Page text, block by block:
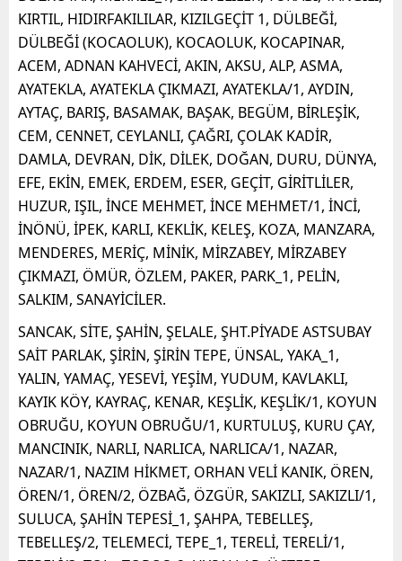
KIRTIL, HIDIRFAKILILAR, KIZILGEÇİT 1, DÜLBEĞİ,
DÜLBEĞİ (KOCAOLUK), KOCAOLUK, KOCAPINAR,
ACEM, ADNAN KAHVECİ, AKIN, AKSU, ALP, ASMA,
AYATEKLA, AYATEKLA ÇIKMAZI, AYATEKLA/1, AYDIN,
AYTAÇ, BARIŞ, BASAMAK, BAŞAK, BEGÜM, BİRLEŞİK,
CEM, CENNET, CEYLANLI, ÇAĞRI, ÇOLAK KADİR,
DAMLA, DEVRAN, DİK, DİLEK, DOĞAN, DURU, DÜNYA,
EFE, EKİN, EMEK, ERDEM, ESER, GEÇİT, GİRİTLİLER,
HUZUR, IŞIL, İNCE MEHMET, İNCE MEHMET/1, İNCİ,
İNÖNÜ, İPEK, KARLI, KEKLİK, KELEŞ, KOZA, MANZARA,
MENDERES, MERİÇ, MİNİK, MİRZABEY, MİRZABEY
ÇIKMAZI, ÖMÜR, ÖZLEM, PAKER, PARK_1, PELİN,
SALKIM, SANAYİCİLER.
SANCAK, SİTE, ŞAHİN, ŞELALE, ŞHT.PİYADE ASTSUBAY
SAİT PARLAK, ŞİRİN, ŞİRİN TEPE, ÜNSAL, YAKA_1,
YALIN, YAMAÇ, YESEVİ, YEŞİM, YUDUM, KAVLAKLI,
KAYIK KÖY, KAYRAÇ, KENAR, KEŞLİK, KEŞLİK/1, KOYUN
OBRUĞU, KOYUN OBRUĞU/1, KURTULUŞ, KURU ÇAY,
MANCINIK, NARLI, NARLICA, NARLICA/1, NAZAR,
NAZAR/1, NAZIM HİKMET, ORHAN VELİ KANIK, ÖREN,
ÖREN/1, ÖREN/2, ÖZBAĞ, ÖZGÜR, SAKIZLI, SAKIZLI/1,
SULUCA, ŞAHİN TEPESİ_1, ŞAHPA, TEBELLEŞ,
TEBELLEŞ/2, TELEMECİ, TEPE_1, TERELİ, TERELİ/1,